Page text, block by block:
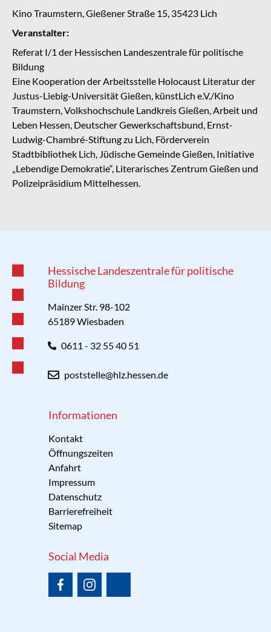
Kino Traumstern, Gießener Straße 15, 35423 Lich
Veranstalter:
Referat I/1 der Hessischen Landeszentrale für politische
Bildung
Eine Kooperation der Arbeitsstelle Holocaust Literatur der
Justus-Liebig-Universität Gießen, künstLich e.V./Kino
Traumstern, Volkshochschule Landkreis Gießen, Arbeit und
Leben Hessen, Deutscher Gewerkschaftsbund, Ernst-
Ludwig-Chambré-Stiftung zu Lich, Förderverein
Stadtbibliothek Lich, Jüdische Gemeinde Gießen, Initiative
„Lebendige Demokratie“, Literarisches Zentrum Gießen und
Polizeipräsidium Mittelhessen.
Hessische Landeszentrale für politische
Bildung
Mainzer Str. 98-102
65189 Wiesbaden
0611 - 32 55 40 51
poststelle@hlz.hessen.de
Informationen
Kontakt
Öffnungszeiten
Anfahrt
Impressum
Datenschutz
Barrierefreiheit
Sitemap
Social Media